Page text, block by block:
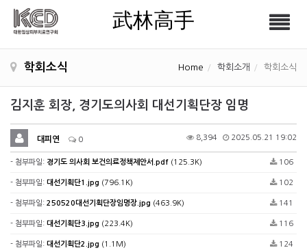
武林高手
武林高手
학회소식 Home 학회소개 학회소식
김지훈 회장, 경기도의사회 대선기획단장 임명
대피연 0 8,394 2025.05.21 19:02
- 첨부파일: 경기도 의사회 보건의료정책제안서.pdf (125.3K) 106
- 첨부파일: 대선기획단1.jpg (796.1K) 102
- 첨부파일: 250520대선기획단장임명장.jpg (463.9K) 141
- 첨부파일: 대선기획단3.jpg (223.4K) 116
- 첨부파일: 대선기획단2.jpg (1.1M) 124